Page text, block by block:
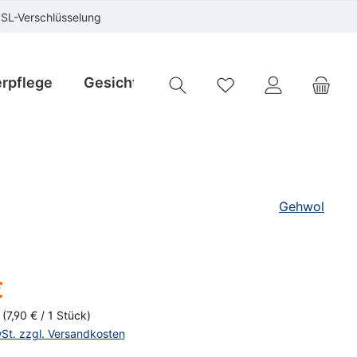
Verschlüsselung
Gesichtspflege Instrumente
Du hast 0 Produkte
Gehwol
(7,90 € / 1 Stück)
zzgl. Versandkosten